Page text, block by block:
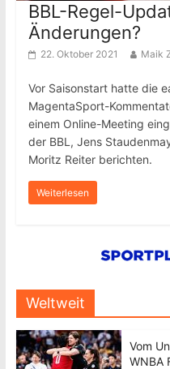
BBL-Regel-
Änderungen?
22. Oktober 2021 Maik
Vor Saisonstart hatte die
MagentaSport-
einem Online-Meeting
der BBL, Jens
Moritz Reiter berichten.
Weiterlesen
Weltweit
Vom
WNBA